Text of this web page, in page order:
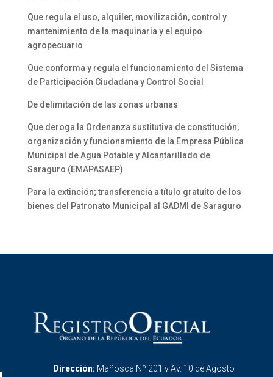
Que regula el uso, alquiler, movilización, control y
mantenimiento de la maquinaria y el equipo
agropecuario
Que conforma y regula el funcionamiento del Sistema
de Participación Ciudadana y Control Social
De delimitación de las zonas urbanas
Que deroga la Ordenanza sustitutiva de constitución,
organización y funcionamiento de la Empresa Pública
Municipal de Agua Potable y Alcantarillado de
Saraguro (EMAPASAEP)
Para la extinción; transferencia a título gratuito de los
bienes del Patronato Municipal al GADMI de Saraguro
Dirección: Mañosca Nº 201 y Av. 10 de Agosto